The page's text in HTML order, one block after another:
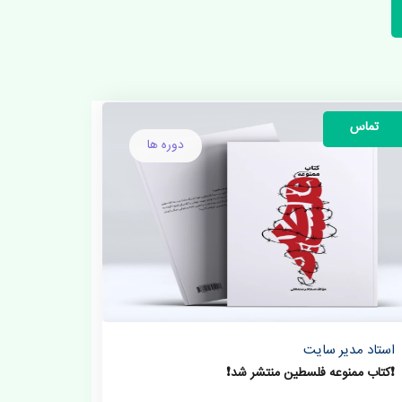
دوره ها
تماس
استاد مدیر سایت
❗️کتاب ممنوعه فلسطین منتشر شد❗️